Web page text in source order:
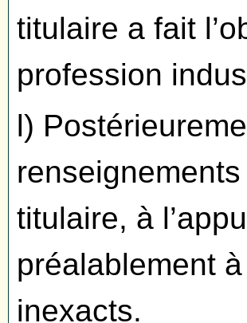
titulaire a fait
profession
l)
titulaire, à
préalablement
inexacts.